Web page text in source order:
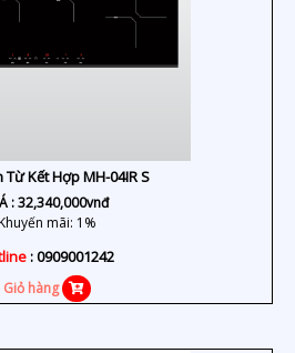
Kết Hợp MH-04IR S
:32,340,000vnđ
mãi: 1%
: 0909001242
Giỏ hàng